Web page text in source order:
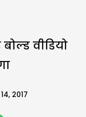
वीडियो
2017